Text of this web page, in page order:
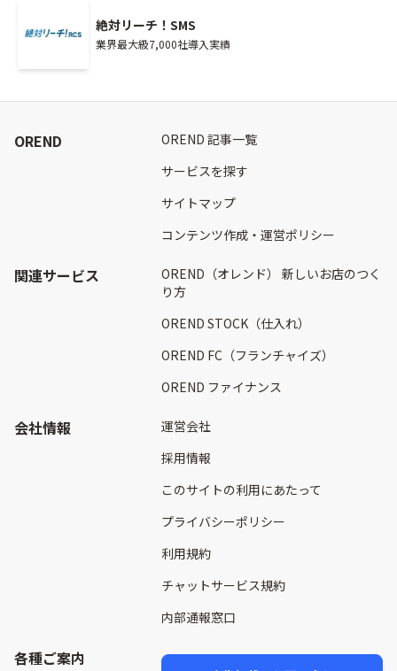
絶対リーチ！SMS
業界最大級7,000社導入実績
OREND
OREND 記事一覧
サービスを探す
サイトマップ
コンテンツ作成・運営ポリシー
関連サービス
OREND（オレンド） 新しいお店のつく
り方
OREND STOCK（仕入れ）
OREND FC（フランチャイズ）
OREND ファイナンス
会社情報
運営会社
採用情報
このサイトの利用にあたって
プライバシーポリシー
利用規約
チャットサービス規約
内部通報窓口
各種ご案内